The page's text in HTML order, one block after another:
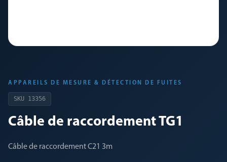
APPAREILS DE MESURE & DÉTECTION DE FUITES
SKU 13356
Câble de raccordement TG1
Câble de raccordement C21 3m